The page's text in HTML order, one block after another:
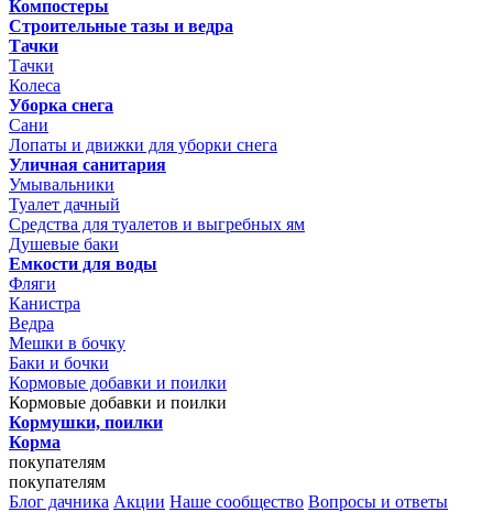
Компостеры
Строительные тазы и ведра
Тачки
Тачки
Колеса
Уборка снега
Сани
Лопаты и движки для уборки снега
Уличная санитария
Умывальники
Туалет дачный
Средства для туалетов и выгребных ям
Душевые баки
Емкости для воды
Фляги
Канистра
Ведра
Мешки в бочку
Баки и бочки
Кормовые добавки и поилки
Кормовые добавки и поилки
Кормушки, поилки
Корма
покупателям
покупателям
Блог дачника Акции Наше сообщество Вопросы и ответы